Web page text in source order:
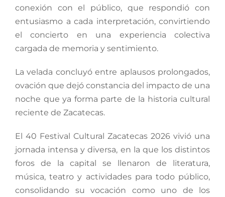
conexión con el público, que respondió con
entusiasmo a cada interpretación, convirtiendo
el concierto en una experiencia colectiva
cargada de memoria y sentimiento.
La velada concluyó entre aplausos prolongados,
ovación que dejó constancia del impacto de una
noche que ya forma parte de la historia cultural
reciente de Zacatecas.
El 40 Festival Cultural Zacatecas 2026 vivió una
jornada intensa y diversa, en la que los distintos
foros de la capital se llenaron de literatura,
música, teatro y actividades para todo público,
consolidando su vocación como uno de los